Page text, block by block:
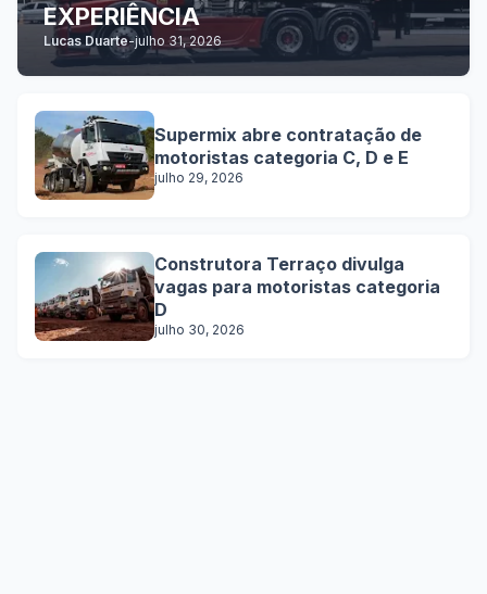
EXPERIÊNCIA
Lucas Duarte-julho 31, 2026
Supermix abre contratação de
motoristas categoria C, D e E
julho 29, 2026
Construtora Terraço divulga
vagas para motoristas categoria
D
julho 30, 2026